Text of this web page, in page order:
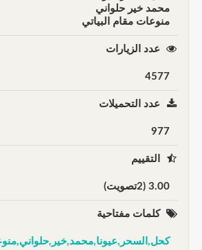
محمد خير حلواني
منوعات مقام البياتي
عدد الزيارات
4577
عدد التحميلات
977
التقييم
3.00 (2تصويت)
كلمات مفتاحية